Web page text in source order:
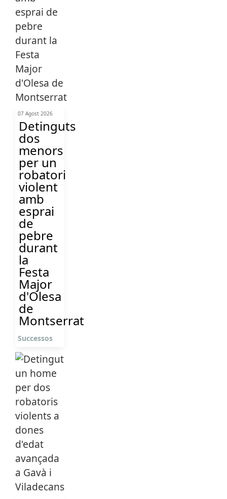
07 Agost 2026
Detinguts
dos
menors
per un
robatori
violent
amb
esprai
de
pebre
durant
la
Festa
Major
d'Olesa
de
Montserrat
Successos